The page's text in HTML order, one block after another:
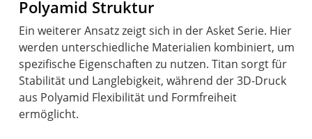
Polyamid Struktur
Ein weiterer Ansatz zeigt sich in der Asket Serie. Hier
werden unterschiedliche Materialien kombiniert, um
spezifische Eigenschaften zu nutzen. Titan sorgt für
Stabilität und Langlebigkeit, während der 3D-Druck
aus Polyamid Flexibilität und Formfreiheit
ermöglicht.